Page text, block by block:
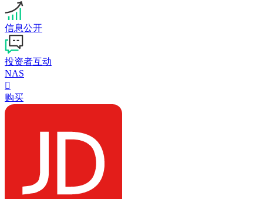
信息公开
投资者互动
NAS

购买